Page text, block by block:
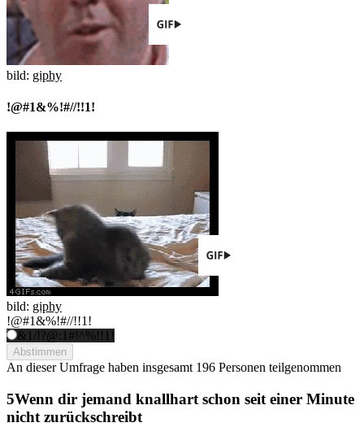
bild: giphy
!@#1&%!#//!!1!
bild: giphy
!@#1&%!#//!!1!
&1/!?@:1#!^%!!1!
Abstimmen
An dieser Umfrage haben insgesamt 196 Personen teilgenommen
Wenn dir jemand knallhart schon seit einer Minute
nicht zurückschreibt